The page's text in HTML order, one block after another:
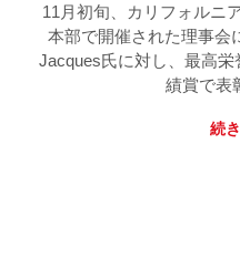
11月初旬、カリフォルニ
本部で開催された理事会
Jacques氏に対し、最高栄
績賞で表
続